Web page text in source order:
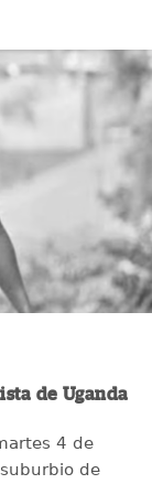
de Uganda
4 de
de